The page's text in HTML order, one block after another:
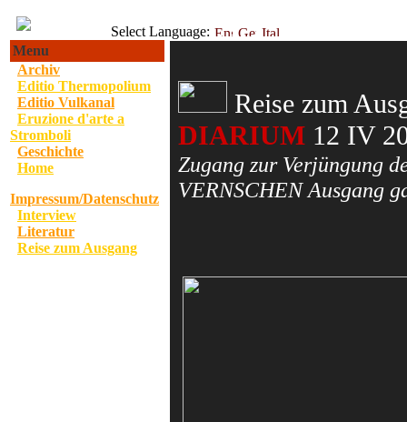
Select Language:
Menu
Archiv
Editio Thermopolium
Editio Vulkanal
Eruzione d'arte a
Stromboli
Geschichte
Home
Impressum/Datenschutz
Interview
Literatur
Reise zum Ausgang
Reise zum
DIARIUM 12 IV
Zugang zur Verjüngung
VERNSCHEN Ausgang